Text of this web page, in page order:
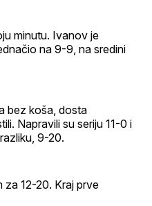
minutu. Ivanov je
na 9-9, na sredini
bez koša, dosta
Napravili su seriju 11-0 i
9-20.
za 12-20. Kraj prve